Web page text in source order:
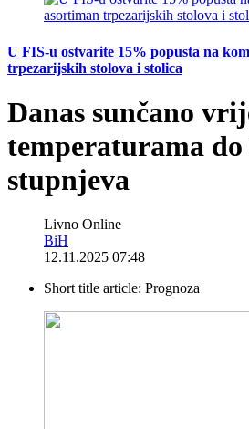
U FIS-u ostvarite 15% popusta na
trpezarijskih stolova i stolica
Danas sunčano
temperaturama do
stupnjeva
Livno Online
BiH
12.11.2025 07:48
Short title article: Prognoza